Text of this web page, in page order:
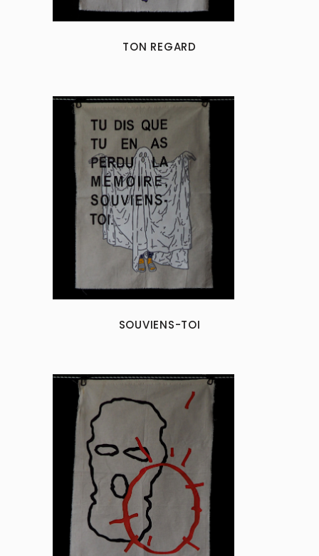
TON REGARD
SOUVIENS-TOI